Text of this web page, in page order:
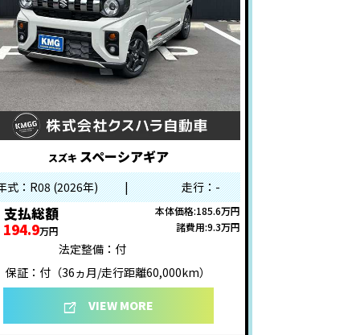
スズキ スペーシアギア
式：R08 (2026年) | 走行：-
支払総額
194.9万円
本体価格:185.6万円
諸費用:9.3万円
法定整備：付
保証：付（36ヵ月/走行距離60,000km）
VIEW MORE